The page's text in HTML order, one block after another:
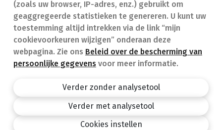
(zoals uw browser, IP-adres, enz.) gebruikt om
geaggregeerde statistieken te genereren. U kunt uw
toestemming altijd intrekken via de link “mijn
cookievoorkeuren wijzigen” onderaan deze
webpagina. Zie ons Beleid over de bescherming van
persoonlijke gegevens voor meer informatie.
Verder zonder analysetool
Verder met analysetool
Cookies instellen
Geneesmiddelen
(FAQ)
Apotheek.be
Privacy policy
Algemene voorwaarden
design by